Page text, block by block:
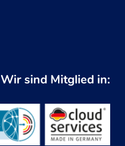
Wir sind Mitglied in: